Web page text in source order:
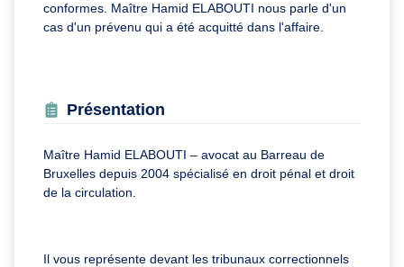
conformes. Maître Hamid ELABOUTI nous parle d'un
cas d'un prévenu qui a été acquitté dans l'affaire.
Présentation
Maître Hamid ELABOUTI – avocat au Barreau de
Bruxelles depuis 2004 spécialisé en droit pénal et droit
de la circulation.
Il vous représente devant les tribunaux correctionnels